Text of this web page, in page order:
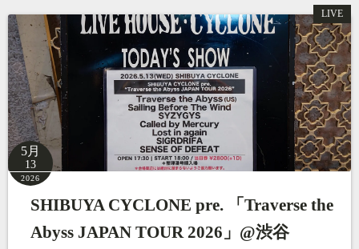
LIVE
5月
13
2026
SHIBUYA CYCLONE pre. 「Traverse the
Abyss JAPAN TOUR 2026」@渋谷